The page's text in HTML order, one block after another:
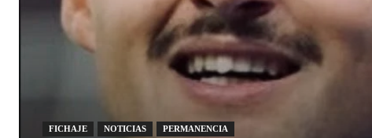
FICHAJE NOTICIAS PERMANENCIA